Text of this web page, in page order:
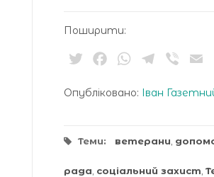
Поширити:
TwitterFacebookWhatsApp
Telegram
Viber
Опубліковано: Іван
Теми: ветерани
рада соціальний захист